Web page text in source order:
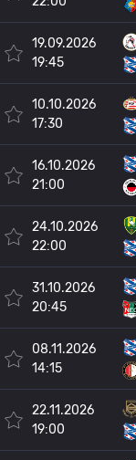
19.09.2026
19:45
10.10.2026
17:30
16.10.2026
21:00
24.10.2026
22:00
31.10.2026
20:45
08.11.2026
14:15
22.11.2026
19:00